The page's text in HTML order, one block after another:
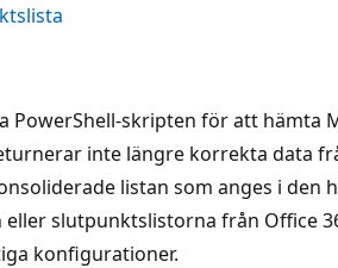
PowerShell-skripten för att hämta
inte längre korrekta data
listan som anges i den
slutpunktslistorna från Office
konfigurationer.